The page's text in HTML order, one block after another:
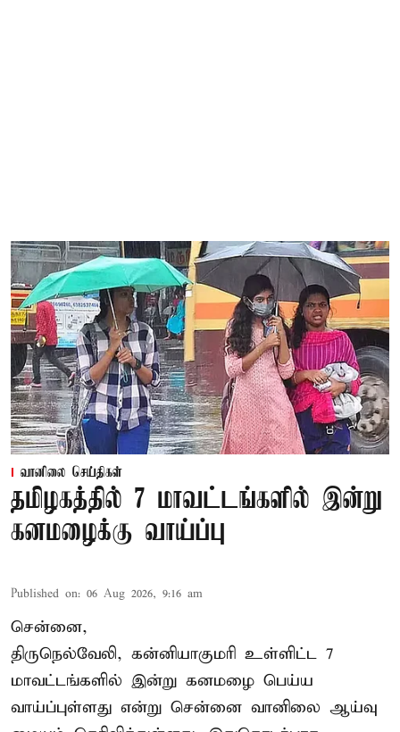
வானிலை செய்திகள்
தமிழகத்தில் 7 மாவட்டங்களில் இன்று
கனமழைக்கு வாய்ப்பு
Published on: 06 Aug 2026, 9:16 am
சென்னை,
திருநெல்வேலி, கன்னியாகுமரி உள்ளிட்ட 7
மாவட்டங்களில் இன்று கனமழை பெய்ய
வாய்ப்புள்ளது என்று சென்னை வானிலை ஆய்வு